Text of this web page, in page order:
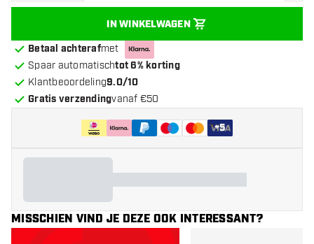
IN WINKELWAGEN
Betaal achterafmet
Spaar automatischtot 6% korting
Klantbeoordeling9.0/10
Gratis verzendingvanaf €50
+5
MISSCHIEN VIND JE DEZE OOK INTERESSANT?